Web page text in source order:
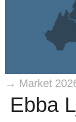
→ Market
Ebba